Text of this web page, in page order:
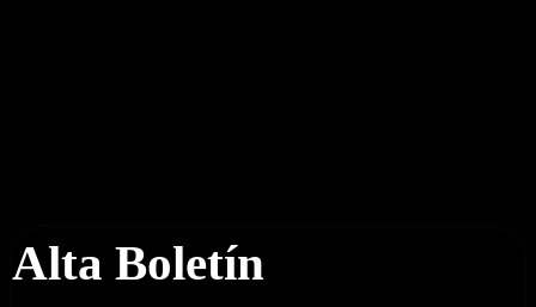
Alta Boletín